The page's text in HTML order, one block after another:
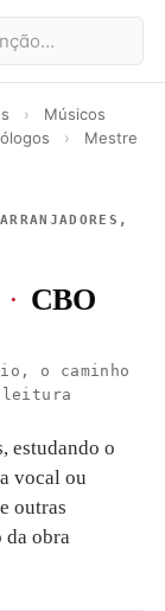
›
Músicos
›
Mestre
· CBO
o caminho
leitura
estudando o
vocal ou
outras
da obra